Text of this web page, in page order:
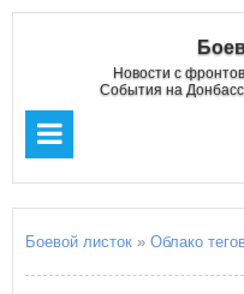
Новости с
События на
Боевой листок » Облако